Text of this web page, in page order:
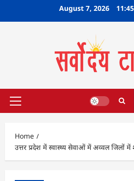
August 7, 2026
Primary
Home
उत्तर प्रदेश में स्वास्थ्य सेवाओं में अव्वल जिलों